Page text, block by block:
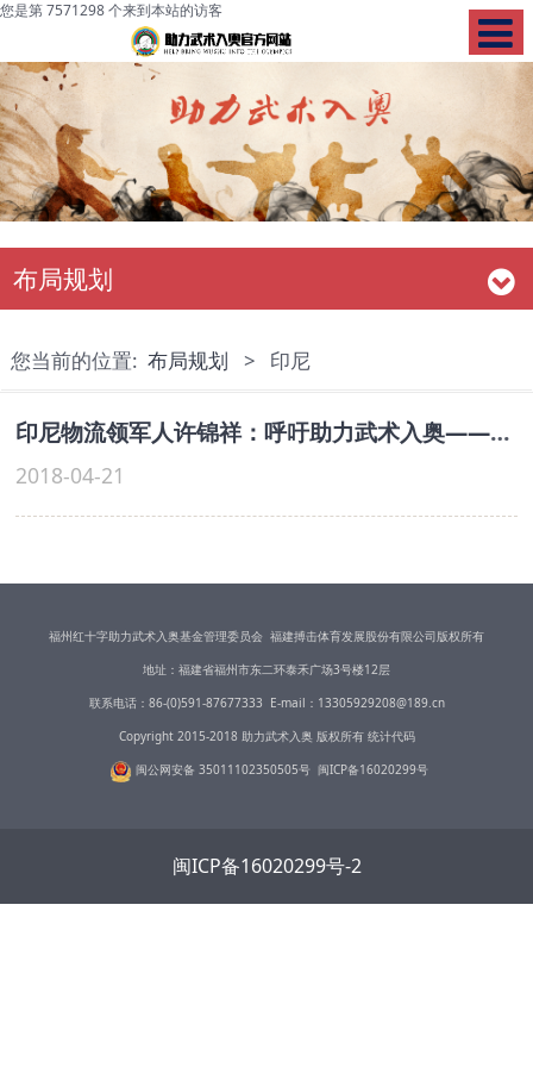
您是第 7571298 个来到本站的访客
布局规划
您当前的位置:布局规划 > 印尼
印尼物流领军人许锦祥：呼吁助力武术入奥——东南网
2018-04-21
福州红十字助力武术入奥基金管理委员会 福建搏击体育发展股份有限公司版权所有
地址：福建省福州市东二环泰禾广场3号楼12层
联系电话：86-(0)591-87677333 E-mail：13305929208@189.cn
Copyright 2015-2018 助力武术入奥 版权所有 统计代码
闽公网安备 35011102350505号 闽ICP备16020299号
闽ICP备16020299号-2